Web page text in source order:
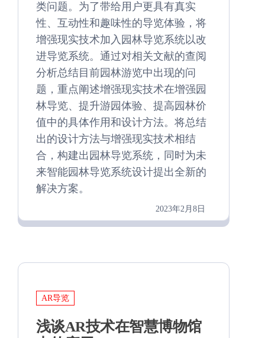
类问题。为了带给用户更具有真实
性、互动性和趣味性的导览体验，将
增强现实技术加入园林导览系统以改
进导览系统。通过对相关文献的查阅
分析总结目前园林游览中出现的问
题，重点阐述增强现实技术在增强园
林导览、提升游园体验、提高园林价
值中的具体作用和设计方法。将总结
出的设计方法与增强现实技术相结
合，构建出园林导览系统，同时为未
来智能园林导览系统设计提出全新的
解决方案。
2023年2月8日
AR导览
浅谈AR技术在智慧博物馆